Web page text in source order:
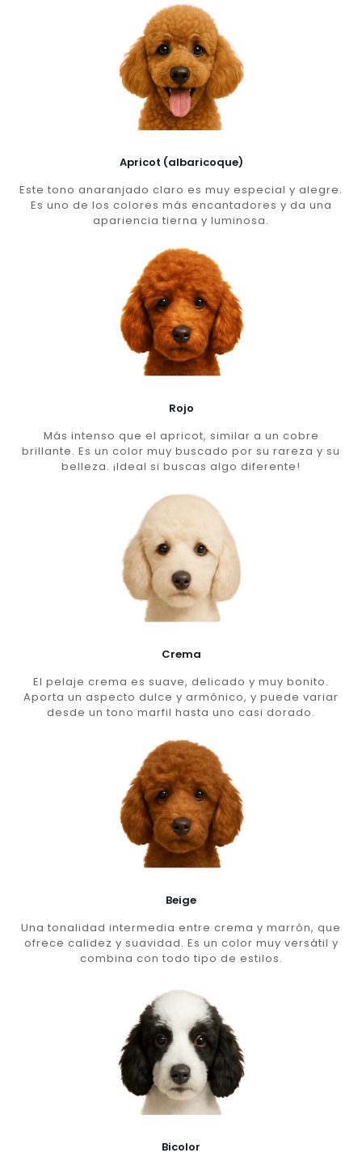
Apricot (albaricoque)
Este tono anaranjado claro es muy especial y alegre.
Es uno de los colores más encantadores y da una
apariencia tierna y luminosa.
Rojo
Más intenso que el apricot, similar a un cobre
brillante. Es un color muy buscado por su rareza y su
belleza. ¡Ideal si buscas algo diferente!
Crema
El pelaje crema es suave, delicado y muy bonito.
Aporta un aspecto dulce y armónico, y puede variar
desde un tono marfil hasta uno casi dorado.
Beige
Una tonalidad intermedia entre crema y marrón, que
ofrece calidez y suavidad. Es un color muy versátil y
combina con todo tipo de estilos.
Bicolor